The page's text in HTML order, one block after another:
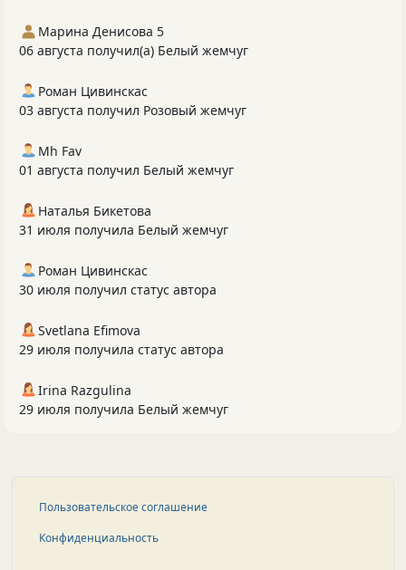
Марина Денисова 5
06 августа получил(а) Белый жемчуг
Роман Цивинскас
03 августа получил Розовый жемчуг
Mh Fav
01 августа получил Белый жемчуг
Наталья Бикетова
31 июля получила Белый жемчуг
Роман Цивинскас
30 июля получил статус автора
Svetlana Efimova
29 июля получила статус автора
Irina Razgulina
29 июля получила Белый жемчуг
Пользовательское соглашение
Конфиденциальность